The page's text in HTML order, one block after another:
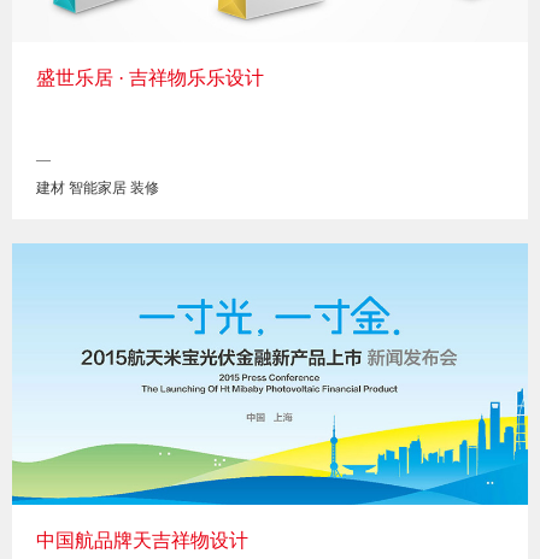
盛世乐居 · 吉祥物乐乐设计
—
建材 智能家居 装修
中国航品牌天吉祥物设计